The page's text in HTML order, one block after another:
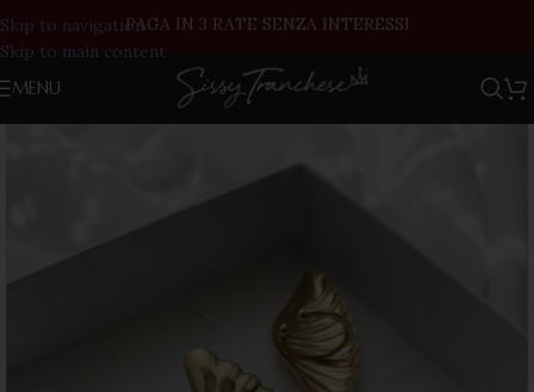
Skip to navigation
Skip to main content
PAGA IN 3 RATE SENZA INTERESSI
MENU